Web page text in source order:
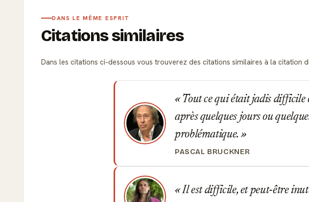
DANS LE MÊME ESPRIT
Citations similaires
Dans les citations ci-dessous vous trouverez des citations similaires à la citation
Tout ce qui était jadis difficile
après quelques jours ou
problématique.
PASCAL BRUCKNER
Il est difficile, et peut-être